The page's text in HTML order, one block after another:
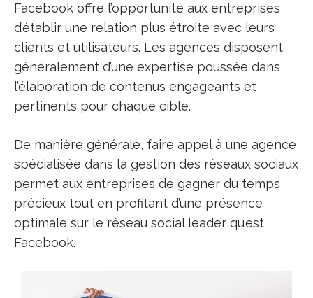
Facebook offre l’opportunité aux entreprises
d’établir une relation plus étroite avec leurs
clients et utilisateurs. Les agences disposent
généralement d’une expertise poussée dans
l’élaboration de contenus engageants et
pertinents pour chaque cible.
De manière générale, faire appel à une agence
spécialisée dans la gestion des réseaux sociaux
permet aux entreprises de gagner du temps
précieux tout en profitant d’une présence
optimale sur le réseau social leader qu’est
Facebook.